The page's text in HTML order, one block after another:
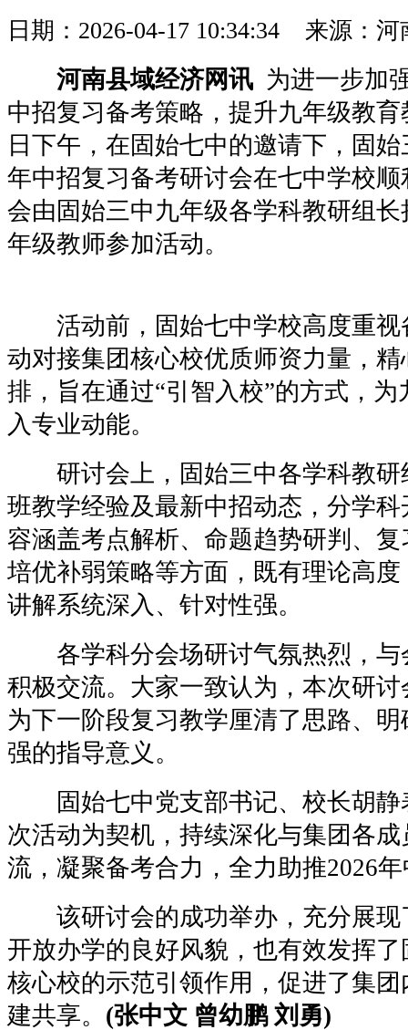
日期：2026-04-17 10:34:34 来源：
河南县域经济网讯 为进一步加
中招复习备考策略，提升九年级教
日下午，在固始七中的邀请下，固
年中招复习备考研讨会在七中学校
会由固始三中九年级各学科教研组
年级教师参加活动。
活动前，固始七中学校高度重视
动对接集团核心校优质师资力量，
排，旨在通过“引智入校”的方式，
入专业动能。
研讨会上，固始三中各学科教研
班教学经验及最新中招动态，分学
容涵盖考点解析、命题趋势研判、
培优补弱策略等方面，既有理论高
讲解系统深入、针对性强。
各学科分会场研讨气氛热烈，与
积极交流。大家一致认为，本次研
为下一阶段复习教学厘清了思路、
强的指导意义。
固始七中党支部书记、校长胡静
次活动为契机，持续深化与集团各
流，凝聚备考合力，全力助推2026
该研讨会的成功举办，充分展现
开放办学的良好风貌，也有效发挥
核心校的示范引领作用，促进了集
建共享。 (张中文 曾幼鹏 刘勇)